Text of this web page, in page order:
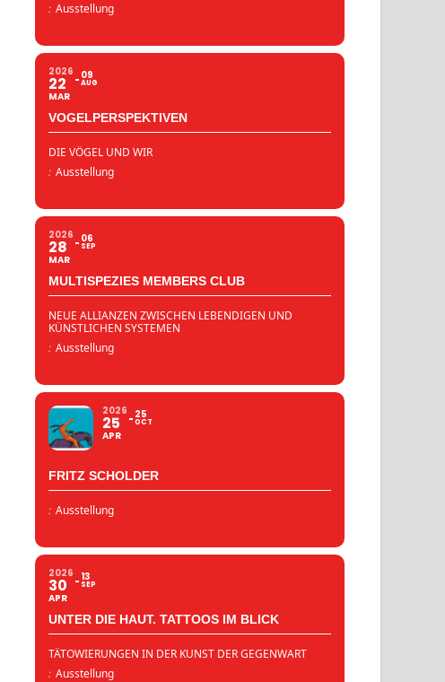
: Ausstellung
2026
22
MAR
09
AUG
VOGELPERSPEKTIVEN
DIE VÖGEL UND WIR
: Ausstellung
2026
28
MAR
06
SEP
MULTISPEZIES MEMBERS CLUB
NEUE ALLIANZEN ZWISCHEN LEBENDIGEN UND
KÜNSTLICHEN SYSTEMEN
: Ausstellung
2026
25
APR
25
OCT
FRITZ SCHOLDER
: Ausstellung
2026
30
APR
13
SEP
UNTER DIE HAUT. TATTOOS IM BLICK
TÄTOWIERUNGEN IN DER KUNST DER GEGENWART
: Ausstellung